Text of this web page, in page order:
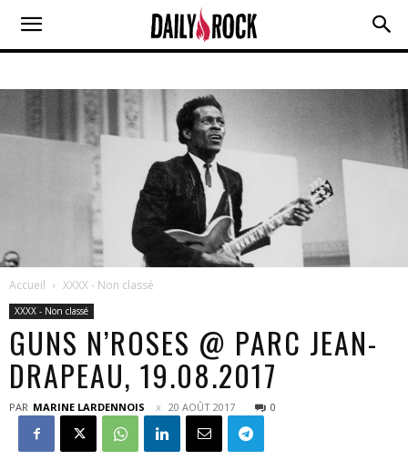
Accueil XXXX - Non classé
XXXX - Non classé
GUNS N’ROSES @ PARC JEAN-
DRAPEAU, 19.08.2017
PAR MARINE LARDENNOIS 20 AOÛT 2017 0